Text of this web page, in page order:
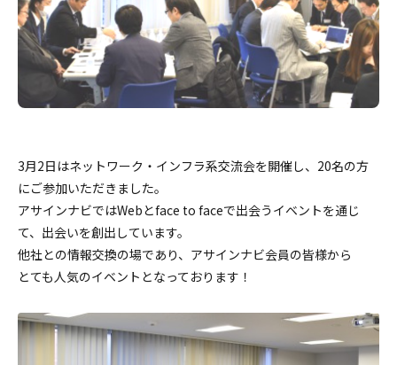
3月2日はネットワーク・インフラ系交流会を開催し、20名の方
にご参加いただきました。
アサインナビではWebとface to faceで出会うイベントを通じ
て、出会いを創出しています。
他社との情報交換の場であり、アサインナビ会員の皆様から
とても人気のイベントとなっております！